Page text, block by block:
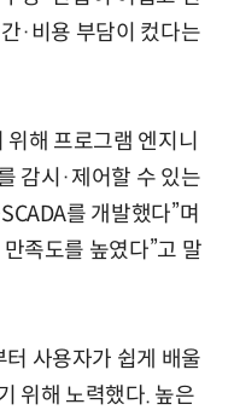
·비용 부담이 컸다는
해 프로그램 엔지니
감시·제어할 수 있는
를 개발했다”며
족도를 높였다”고 말
사용자가 쉽게 배울
위해 노력했다. 높은